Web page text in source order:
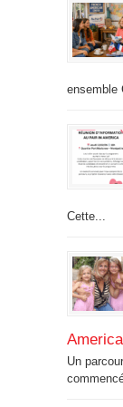
ensemble
Cette...
America
Un